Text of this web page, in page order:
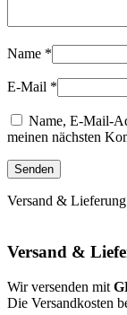
Name *
E-Mail *
Name, E-Mail-
meinen nächsten
Versand & Lieferung
Versand &
Wir versenden mit
Die Versandkosten